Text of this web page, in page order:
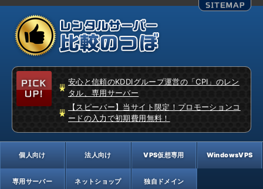
安心と信頼のKDDIグループ運営の「CPI」のレン
タル、専用サーバー
【スピーバー】当サイト限定！プロモーションコ
ードの入力で初期費用無料！